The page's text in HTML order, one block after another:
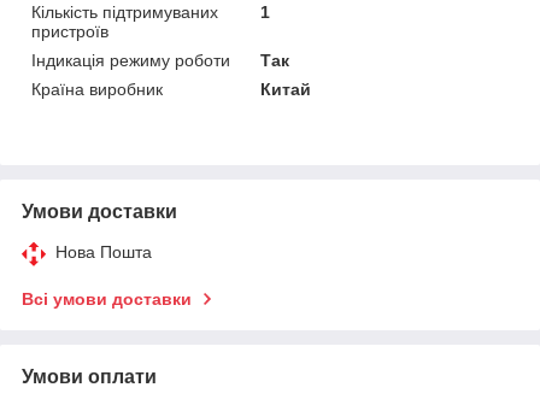
Кількість підтримуваних
пристроїв
1
Індикація режиму роботи
Так
Країна виробник
Китай
Умови доставки
Нова Пошта
Всі умови доставки
Умови оплати